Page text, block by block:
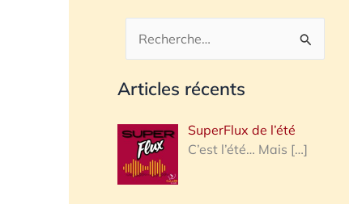
c
h
r
Articles récents
SuperFlux de l’été
C’est l’été… Mais […]